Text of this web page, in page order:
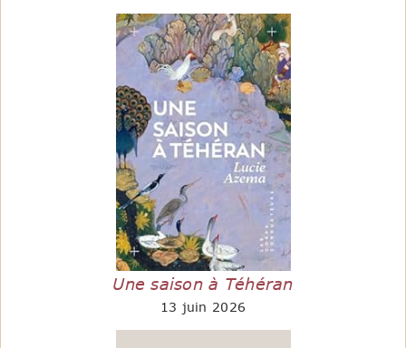
Une saison à Téhéran
13 juin 2026